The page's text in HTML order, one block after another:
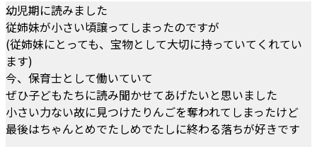
幼児期に読みました
従姉妹が小さい頃譲ってしまったのですが
(従姉妹にとっても、宝物として大切に持っていてくれてい
ます)
今、保育士として働いていて
ぜひ子どもたちに読み聞かせてあげたいと思いました
小さい力ない故に見つけたりんごを奪われてしまったけど
最後はちゃんとめでたしめでたしに終わる落ちが好きです